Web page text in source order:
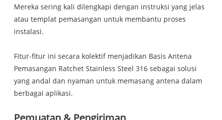
Mereka sering kali dilengkapi dengan instruksi yang jelas
atau templat pemasangan untuk membantu proses
instalasi.
Fitur-fitur ini secara kolektif menjadikan Basis Antena
Pemasangan Ratchet Stainless Steel 316 sebagai solusi
yang andal dan nyaman untuk memasang antena dalam
berbagai aplikasi.